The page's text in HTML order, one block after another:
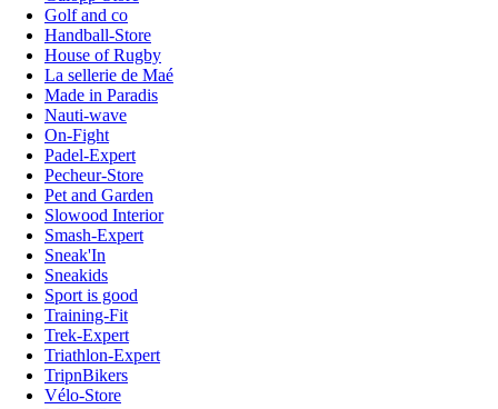
Golf and co
Handball-Store
House of Rugby
La sellerie de Maé
Made in Paradis
Nauti-wave
On-Fight
Padel-Expert
Pecheur-Store
Pet and Garden
Slowood Interior
Smash-Expert
Sneak'In
Sneakids
Sport is good
Training-Fit
Trek-Expert
Triathlon-Expert
TripnBikers
Vélo-Store